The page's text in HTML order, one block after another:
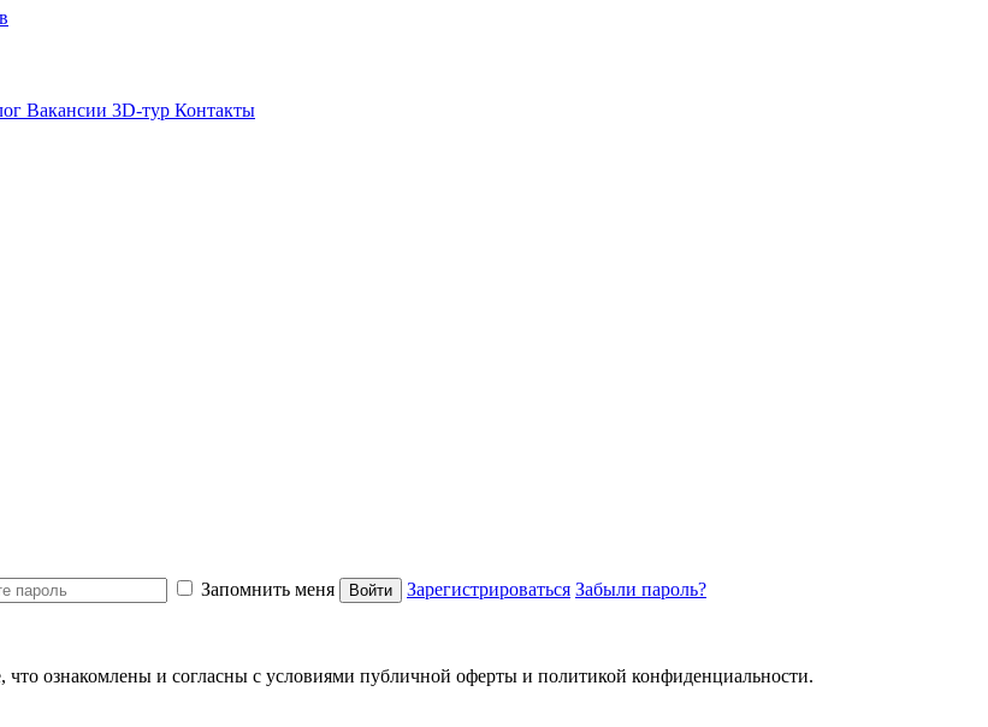
Вакансии 3D-тур Контакты
Запомнить меня Войти Зарегистрироваться Забыли пароль?
что ознакомлены и согласны с условиями публичной оферты и политикой конфиденциальности.